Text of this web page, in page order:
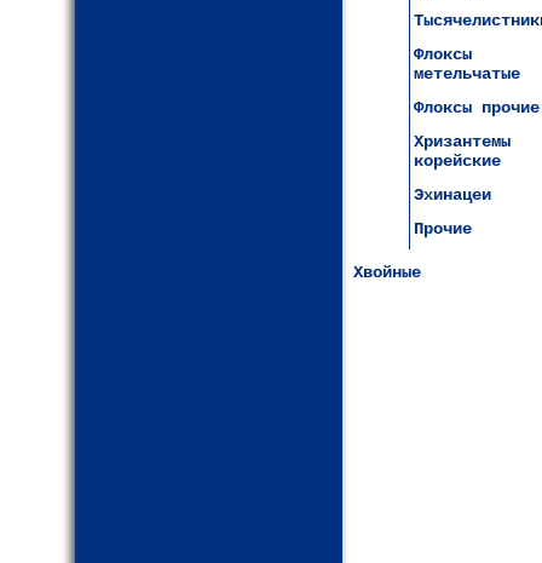
Флоксы
метельчатые
Флоксы прочие
Хризантемы
корейские
Эхинацеи
Прочие
Хвойные